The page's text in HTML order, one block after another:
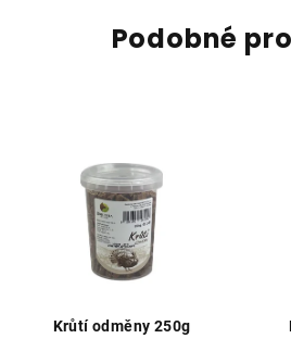
Podobné
Krůtí odměny 250g